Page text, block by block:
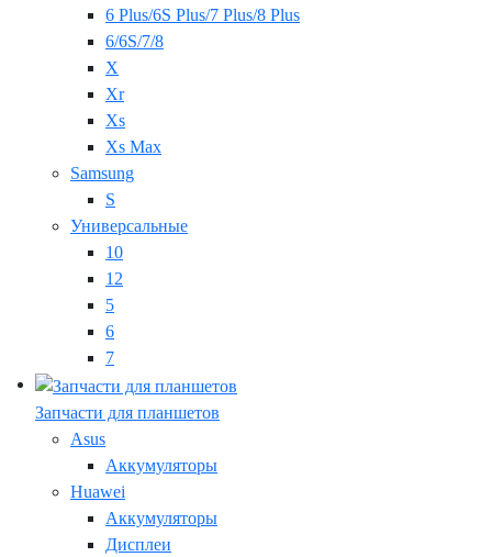
6 Plus/6S Plus/7 Plus/8 Plus
6/6S/7/8
X
Xr
Xs
Xs Max
Samsung
S
Универсальные
10
12
5
6
7
Запчасти для планшетов
Asus
Аккумуляторы
Huawei
Аккумуляторы
Дисплеи